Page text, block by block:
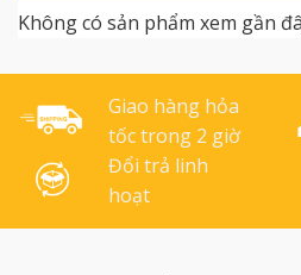
dàng, mang lại sự gọn
bạn. Khóa còng là kim loại
phủ [...]
Không có sản phẩm xem gần
Giao hàng hỏa
tốc trong 2 giờ
Đổi trả linh
hoạt